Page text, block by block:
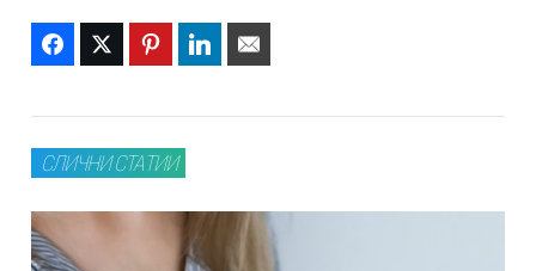
FacebookTwitter PinterestLinkedIn
СЛИЧНИ СТАТИИ